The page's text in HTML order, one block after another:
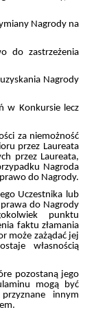
Nagrody na
zastrzeżenia
Nagrody
Konkursie lecz
za niemożność
przez Laureata
przez Laureata,
Nagroda
do Nagrody.
Uczestnika lub
do Nagrody
punktu
faktu złamania
może zażądać jej
własnością
pozostaną jego
mogą być
innym